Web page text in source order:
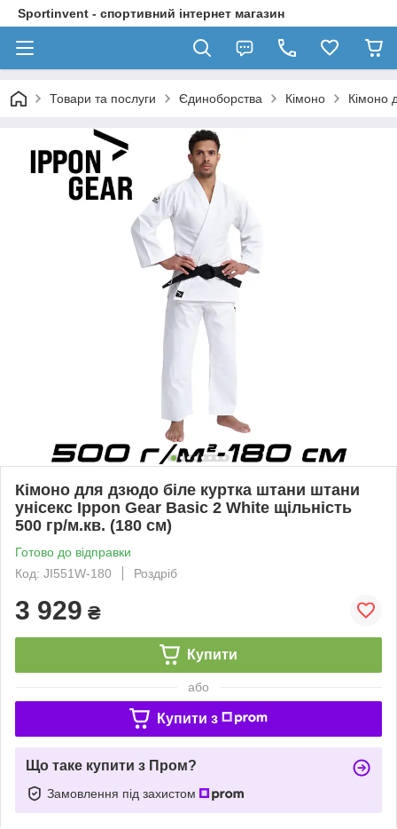
Sportinvent - спортивний інтернет магазин
Товари та послуги Єдиноборства Кімоно Кімоно
Кімоно для дзюдо біле куртка штани штани
унісекс Ippon Gear Basic 2 White щільність
500 гр/м.кв. (180 см)
Готово до відправки
Код: JI551W-180
Роздріб
3 929 ₴
Купити
або
Купити з
Що таке купити з Пром?
Замовлення під захистом